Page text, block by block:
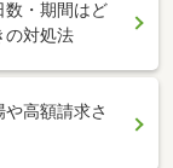
数・期間はど
の対処法
高額請求さ